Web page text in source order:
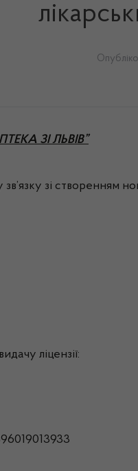
ЗІ ЛЬВІВ”
зі створенням
ліцензії: